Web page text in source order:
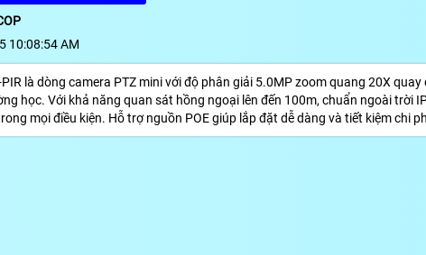
10:08:54 AM
là dòng camera PTZ mini với độ phân giải 5.0MP zoom quang 20X
học. Với khả năng quan sát hồng ngoại lên đến 100m, chuẩn ngoài trời
mọi điều kiện. Hỗ trợ nguồn POE giúp lắp đặt dễ dàng và tiết kiệm chi